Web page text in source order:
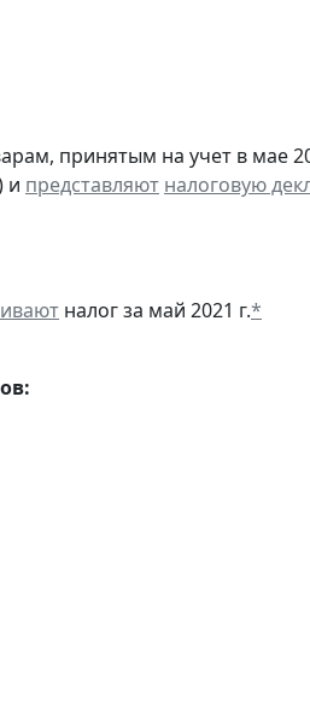
принятым на учет в мае
и представляют налоговую
налог за май 2021 г.*